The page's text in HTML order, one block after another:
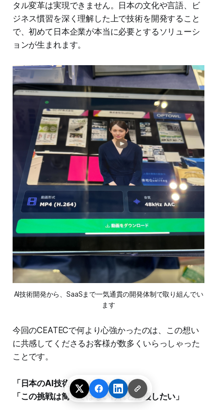
タル変革は実現できません。日本の文化や言語、ビ
ジネス慣習を深く理解した上で技術を開発すること
で、初めて日本企業が本当に必要とするソリューシ
ョンが生まれます。
AI技術開発から、SaaSまで一気通貫の開発体制で取り組んでい
ます
今回のCEATECで何より心強かったのは、この想い
に共感してくださるお客様が数多くいらっしゃった
ことです。
「日本のAI技術にがんばってほしい」
「この挑戦は簡単ではないけれど応援したい」